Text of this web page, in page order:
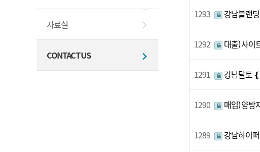
자료실
CONTACT US
1293 강남블랜
1292 대출) 사이
1291 강남달토
1290 매입) 양방
1289 강남하이